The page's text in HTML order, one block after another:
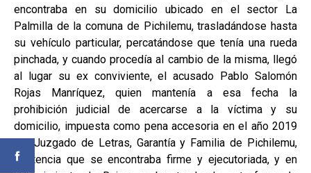
encontraba en su domicilio ubicado en el sector La
Palmilla de la comuna de Pichilemu, trasladándose hasta
su vehículo particular, percatándose que tenía una rueda
pinchada, y cuando procedía al cambio de la misma, llegó
al lugar su ex conviviente, el acusado Pablo Salomón
Rojas Manríquez, quien mantenía a esa fecha la
prohibición judicial de acercarse a la víctima y su
domicilio, impuesta como pena accesoria en el año 2019
del Juzgado de Letras, Garantía y Familia de Pichilemu,
sentencia que se encontraba firme y ejecutoriada, y en